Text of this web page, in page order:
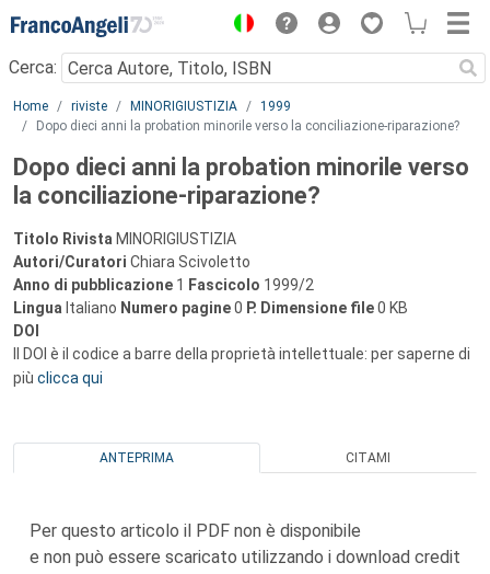
Menu
Cerca:
Main content
Home riviste MINORIGIUSTIZIA
1999
Dopo dieci anni la probation minorile verso la conciliazione-riparazione?
Dopo dieci anni la probation minorile verso
la conciliazione-riparazione?
Titolo Rivista MINORIGIUSTIZIA
Autori/Curatori Chiara Scivoletto
Anno di pubblicazione 1 Fascicolo 1999/2
Lingua Italiano Numero pagine0 P. Dimensione file0 KB
DOI
Il DOI è il codice a barre della proprietà intellettuale: per saperne di
più clicca qui
ANTEPRIMA CITAMI
Per questo articolo il PDF non è disponibile
e non può essere scaricato utilizzando i download credit